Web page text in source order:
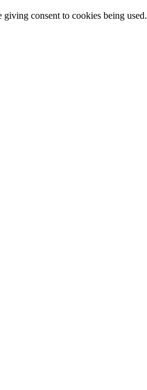
consent to cookies being used.